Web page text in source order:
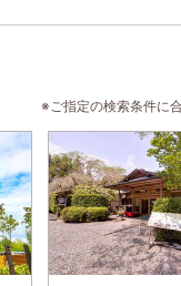
※ご指定の検索条件に